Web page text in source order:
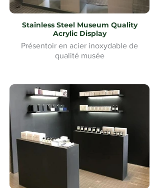
Stainless Steel Museum Quality
Acrylic Display
Présentoir en acier inoxydable de
qualité musée